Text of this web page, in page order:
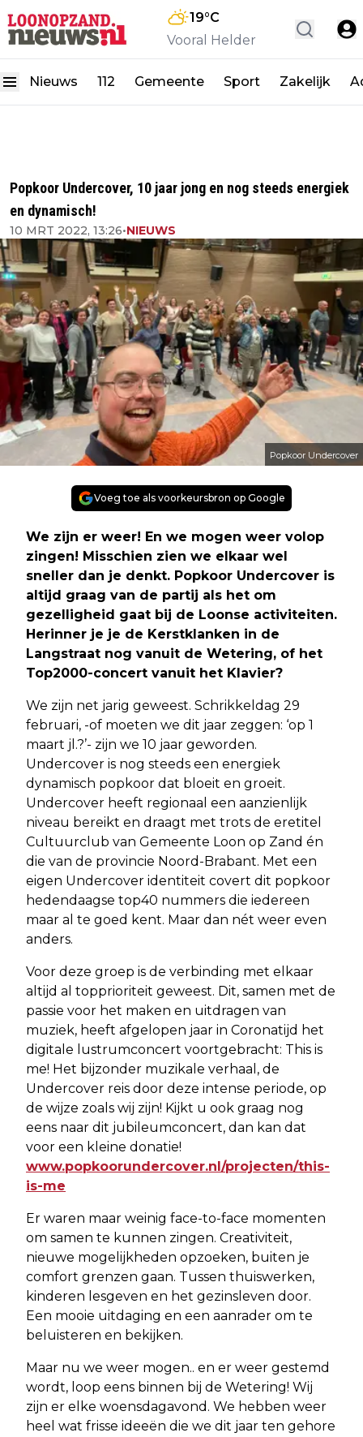
19°C
Vooral Helder
Nieuws 112 Gemeente Sport Zakelijk
Popkoor Undercover, 10 jaar jong en nog steeds energiek
en dynamisch!
10 MRT 2022, 13:26•NIEUWS
Popkoor Undercover
Voeg toe als voorkeursbron op Google
We zijn er weer! En we mogen weer volop
zingen! Misschien zien we elkaar wel
sneller dan je denkt. Popkoor Undercover is
altijd graag van de partij als het om
gezelligheid gaat bij de Loonse activiteiten.
Herinner je je de Kerstklanken in de
Langstraat nog vanuit de Wetering, of het
Top2000-concert vanuit het Klavier?
We zijn net jarig geweest. Schrikkeldag 29
februari, -of moeten we dit jaar zeggen: ‘op 1
maart jl.?’- zijn we 10 jaar geworden.
Undercover is nog steeds een energiek
dynamisch popkoor dat bloeit en groeit.
Undercover heeft regionaal een aanzienlijk
niveau bereikt en draagt met trots de eretitel
Cultuurclub van Gemeente Loon op Zand én
die van de provincie Noord-Brabant. Met een
eigen Undercover identiteit covert dit popkoor
hedendaagse top40 nummers die iedereen
maar al te goed kent. Maar dan nét weer even
anders.
Voor deze groep is de verbinding met elkaar
altijd al topprioriteit geweest. Dit, samen met de
passie voor het maken en uitdragen van
muziek, heeft afgelopen jaar in Coronatijd het
digitale lustrumconcert voortgebracht: This is
me! Het bijzonder muzikale verhaal, de
Undercover reis door deze intense periode, op
de wijze zoals wij zijn! Kijkt u ook graag nog
eens naar dit jubileumconcert, dan kan dat
voor een kleine donatie!
www.popkoorundercover.nl/projecten/this-
is-me
Er waren maar weinig face-to-face momenten
om samen te kunnen zingen. Creativiteit,
nieuwe mogelijkheden opzoeken, buiten je
comfort grenzen gaan. Tussen thuiswerken,
kinderen lesgeven en het gezinsleven door.
Een mooie uitdaging en een aanrader om te
beluisteren en bekijken.
Maar nu we weer mogen.. en er weer gestemd
wordt, loop eens binnen bij de Wetering! Wij
zijn er elke woensdagavond. We hebben weer
heel wat frisse ideeën die we dit jaar ten gehore